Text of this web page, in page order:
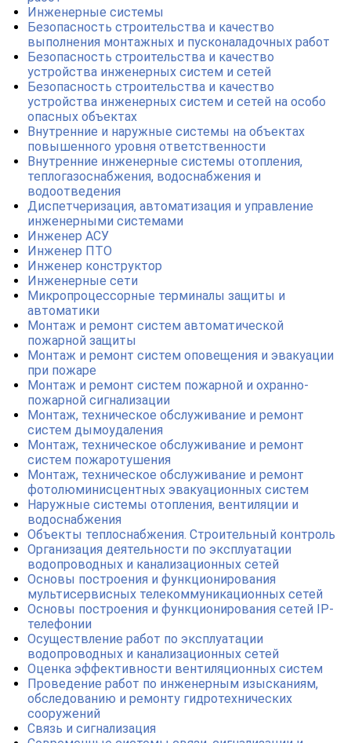
Инженерные системы
Безопасность строительства и качество
выполнения монтажных и пусконаладочных работ
Безопасность строительства и качество
устройства инженерных систем и сетей
Безопасность строительства и качество
устройства инженерных систем и сетей на особо
опасных объектах
Внутренние и наружные системы на объектах
повышенного уровня ответственности
Внутренние инженерные системы отопления,
теплогазоснабжения, водоснабжения и
водоотведения
Диспетчеризация, автоматизация и управление
инженерными системами
Инженер АСУ
Инженер ПТО
Инженер конструктор
Инженерные сети
Микропроцессорные терминалы защиты и
автоматики
Монтаж и ремонт систем автоматической
пожарной защиты
Монтаж и ремонт систем оповещения и эвакуации
при пожаре
Монтаж и ремонт систем пожарной и охранно-
пожарной сигнализации
Монтаж, техническое обслуживание и ремонт
систем дымоудаления
Монтаж, техническое обслуживание и ремонт
систем пожаротушения
Монтаж, техническое обслуживание и ремонт
фотолюминисцентных эвакуационных систем
Наружные системы отопления, вентиляции и
водоснабжения
Объекты теплоснабжения. Строительный контроль
Организация деятельности по эксплуатации
водопроводных и канализационных сетей
Основы построения и функционирования
мультисервисных телекоммуникационных сетей
Основы построения и функционирования сетей IP-
телефонии
Осуществление работ по эксплуатации
водопроводных и канализационных сетей
Оценка эффективности вентиляционных систем
Проведение работ по инженерным изысканиям,
обследованию и ремонту гидротехнических
сооружений
Связь и сигнализация